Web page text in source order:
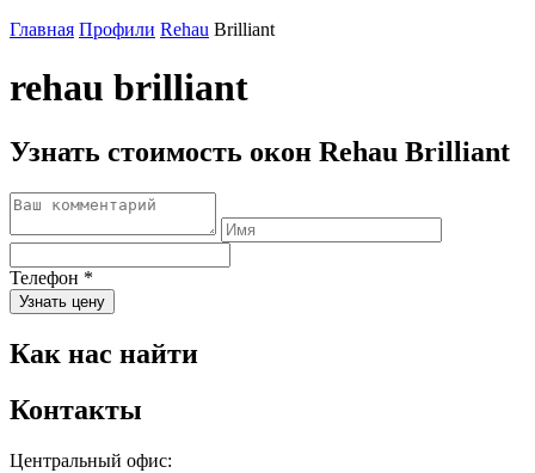
Главная Профили Rehau Brilliant
rehau brilliant
Узнать стоимость окон Rehau Brilliant
Телефон *
Узнать цену
Как нас найти
Контакты
Центральный офис: